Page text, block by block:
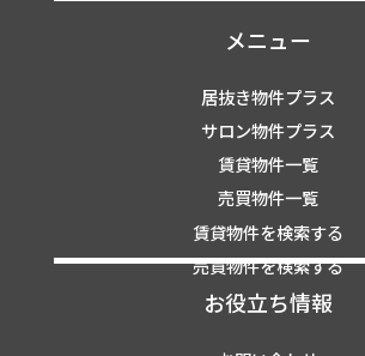
メニュー
居抜き物件プラス
サロン物件プラス
賃貸物件一覧
売買物件一覧
賃貸物件を検索する
売買物件を検索する
お役立ち情報